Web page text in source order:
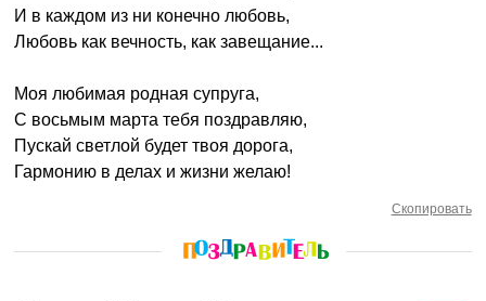
И в каждом из ни конечно любовь,
Любовь как вечность, как завещание...
Моя любимая родная супруга,
С восьмым марта тебя поздравляю,
Пускай светлой будет твоя дорога,
Гармонию в делах и жизни желаю!
Скопировать